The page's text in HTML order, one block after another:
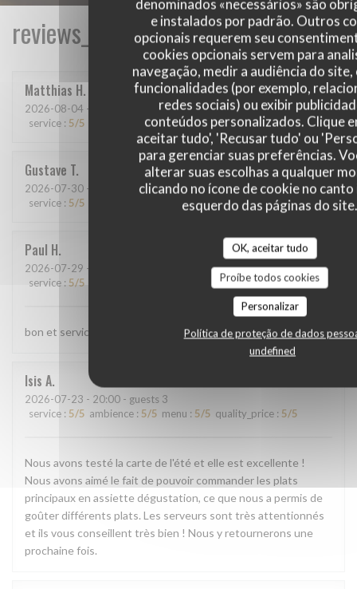
denominados «necessários» são
e instalados por padrão. Outros
opcionais requerem seu
cookies opcionais servem para
navegação, medir a audiência do
funcionalidades (por exemplo,
redes sociais) ou exibir
conteúdos personalizados. Clique
aceitar tudo', 'Recusar tudo' ou
para gerenciar suas preferências.
alterar suas escolhas a qualquer
clicando no ícone de cookie no
esquerdo das páginas do site.
OK, aceitar tudo
Proíbe todos cookies
Personalizar
Política de proteção de dados
undefined
Matthias H
2026-08-04 - 20:15 - guests 9
service : 5/5 5/5 menu:5/5 quality_price: 5/5
Gustave T
2026-07-30 - 12:15 - guests 7
service : 5/5 menu: 5/5 quality_price:5/5
Paul H
2026-07-29 - 20:00 - guests 4
service : 5/5 quality_price: 5/5
bon et service top
Isis A
2026-07-23 - 20:00 - guests 3
service : 5/5 ambience : 5/5 menu : 5/5 quality_price : 5/5
Nous avons testé la carte de l'été et elle est excellente !
Nous avons aimé le fait de pouvoir commander les plats
principaux en assiette dégustation, ce que nous a permis de
goûter différents plats. Les serveurs sont très attentionnés
et ils vous conseillent très bien ! Nous y retournerons une
prochaine fois.